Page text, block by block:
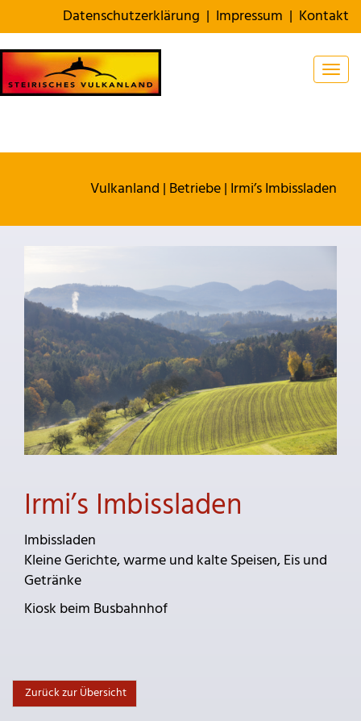
Datenschutzerklärung | Impressum | Kontakt
Vulkanland | Betriebe| Irmi’s Imbissladen
Irmi’s Imbissladen
Imbissladen
Kleine Gerichte, warme und kalte Speisen, Eis und
Getränke
Kiosk beim Busbahnhof
Zurück zur Übersicht